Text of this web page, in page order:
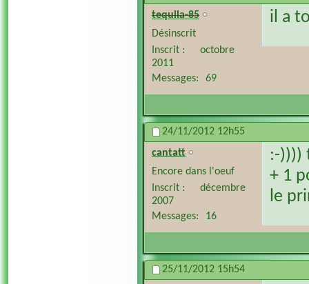
tequila-85
Désinscrit
Inscrit
octobre
2011
Messages
69
il a
24/11/2012 12h55
cantatt
Encore dans l'oeuf
Inscrit
décembre
2007
Messages
16
:-))))
+ 1
le
25/11/2012 15h54